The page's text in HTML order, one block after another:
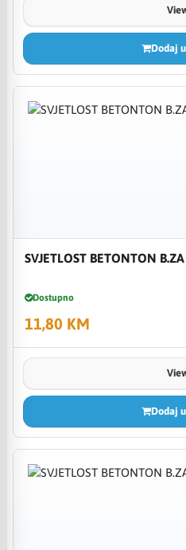
Dodaj
SVJETLOST BETONTON
Dostupno
11,80 KM
Dodaj